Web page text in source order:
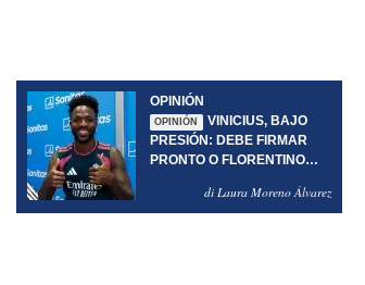
OPINIÓN
OPINIÓN
VINICIUS, BAJO
PRESIÓN: DEBE FIRMAR
PRONTO O FLORENTINO
di Laura Moreno Álvarez